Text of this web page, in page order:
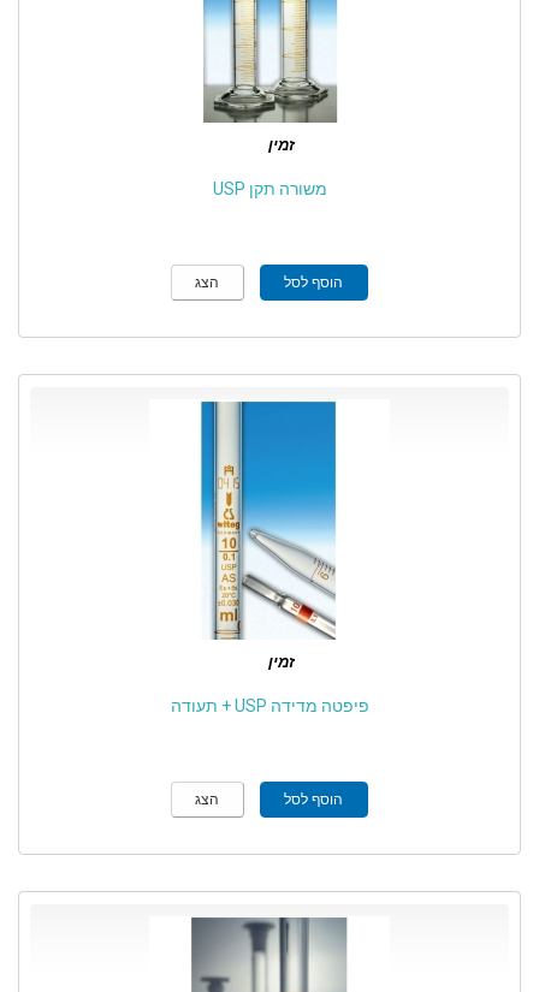
זמין
משורה תקן USP
הוסף לסל הצג
זמין
פיפטה מדידה USP + תעודה
הוסף לסל הצג